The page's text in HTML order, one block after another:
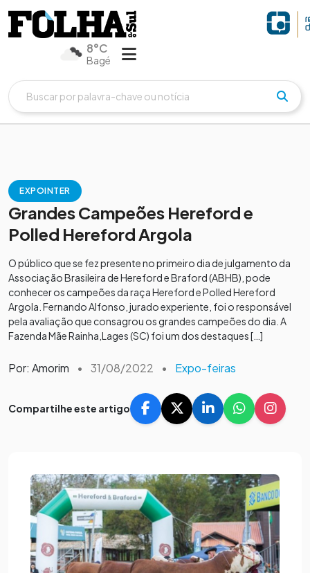
8°C
Bagé
EXPOINTER
Grandes Campeões Hereford e
Polled Hereford Argola
O público que se fez presente no primeiro dia de julgamento da
Associação Brasileira de Hereford e Braford (ABHB), pode
conhecer os campeões da raça Hereford e Polled Hereford
Argola. Fernando Alfonso, jurado experiente, foi o responsável
pela avaliação que consagrou os grandes campeões do dia. A
Fazenda Mãe Rainha,Lages (SC) foi um dos destaques […]
Por: Amorim • 31/08/2022 • Expo-feiras
Compartilhe este artigo